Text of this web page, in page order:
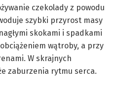
czekolady z powodu
szybki przyrost masy
skokami i spadkami
wątroby, a przy
W skrajnych
zaburzenia rytmu serca.